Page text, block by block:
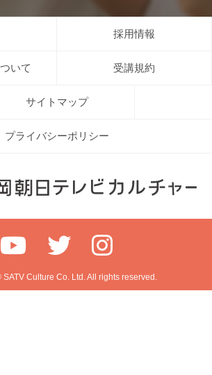
採用情報
いて 受講規約
サイトマップ
プライバシーポリシー
Culture Co. Ltd. All rights reserved.